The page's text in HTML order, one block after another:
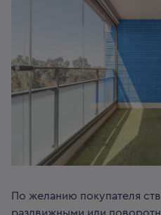
По желанию покупателя